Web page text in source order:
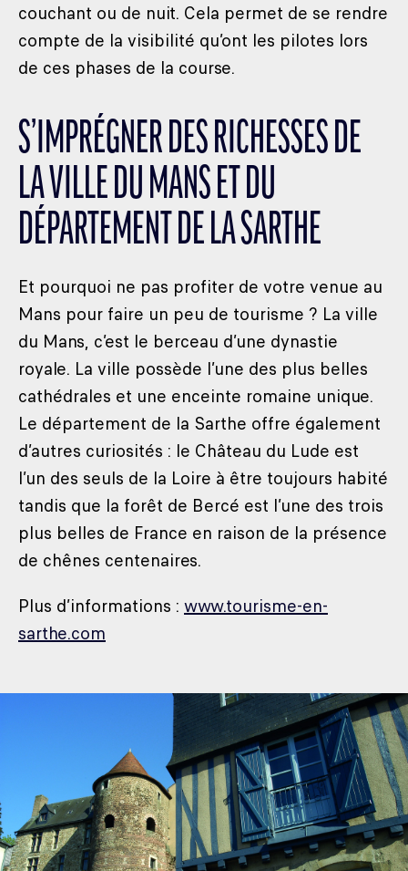
couchant ou de nuit. Cela permet de se rendre
compte de la visibilité qu’ont les pilotes lors
de ces phases de la course.
S’IMPRÉGNER DES RICHESSES DE
LA VILLE DU MANS ET DU
DÉPARTEMENT DE LA SARTHE
Et pourquoi ne pas profiter de votre venue au
Mans pour faire un peu de tourisme ? La ville
du Mans, c’est le berceau d’une dynastie
royale. La ville possède l’une des plus belles
cathédrales et une enceinte romaine unique.
Le département de la Sarthe offre également
d’autres curiosités : le Château du Lude est
l’un des seuls de la Loire à être toujours habité
tandis que la forêt de Bercé est l’une des trois
plus belles de France en raison de la présence
de chênes centenaires.
Plus d’informations : www.tourisme-en-
sarthe.com